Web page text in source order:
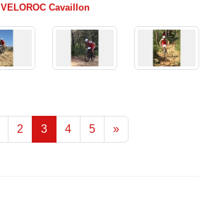
VELOROC Cavaillon
2 3 4 5 »